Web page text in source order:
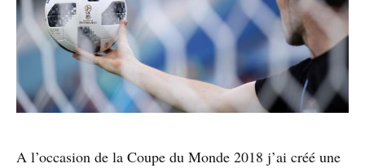
A l’occasion de la Coupe du Monde 2018 j’ai créé une